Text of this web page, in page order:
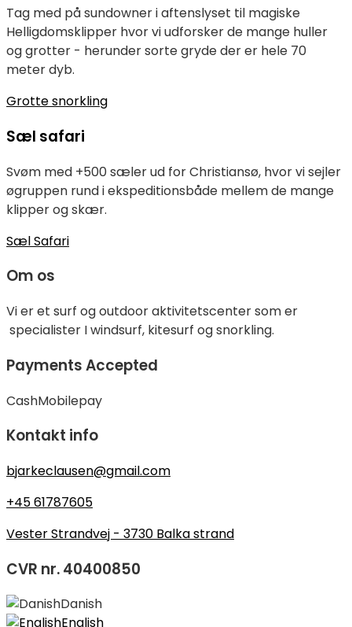
Tag med på sundowner i aftenslyset til magiske
Helligdomsklipper hvor vi udforsker de mange huller
og grotter - herunder sorte gryde der er hele 70
meter dyb.
Grotte snorkling
Sæl safari
Svøm med +500 sæler ud for Christiansø, hvor vi sejler
øgruppen rund i ekspeditionsbåde mellem de mange
klipper og skær.
Sæl Safari
Om os
Vi er et surf og outdoor aktivitetscenter som er
specialister I windsurf, kitesurf og snorkling.
Payments Accepted
CashMobilepay
Kontakt info
bjarkeclausen@gmail.com
+45 61787605
Vester Strandvej - 3730 Balka strand
CVR nr. 40400850
Danish
English